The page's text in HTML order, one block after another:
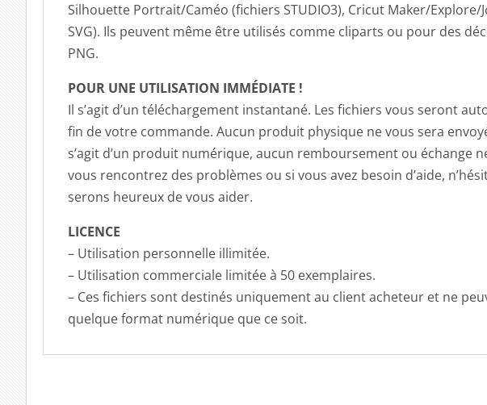
Silhouette Portrait/Caméo (fichiers STUDIO3), Cricut Maker/Explore/
SVG). Ils peuvent même être utilisés comme cliparts ou pour des
PNG.
POUR UNE UTILISATION IMMÉDIATE !
Il s’agit d’un téléchargement instantané. Les fichiers vous seront
fin de votre commande. Aucun produit physique ne vous sera
s’agit d’un produit numérique, aucun remboursement ou échange
vous rencontrez des problèmes ou si vous avez besoin d’aide,
serons heureux de vous aider.
LICENCE
– Utilisation personnelle illimitée.
– Utilisation commerciale limitée à 50 exemplaires.
– Ces fichiers sont destinés uniquement au client acheteur et ne
quelque format numérique que ce soit.